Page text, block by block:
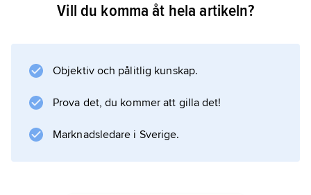
(avsnitten Litteratur samt Bok- och
förlagsväsen).
Vill du komma åt hela artikeln?
Objektiv och pålitlig kunskap.
Prova det, du kommer att gilla det!
Marknadsledare i Sverige.